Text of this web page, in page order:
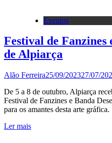
Eventos
Festival de Fanzines
de Alpiarça
Alão Ferreira25/09/202327/07/
De 5 a 8 de outubro, Alpiarça
Festival de Fanzines e Banda
para os amantes desta arte gráfica.
Ler mais